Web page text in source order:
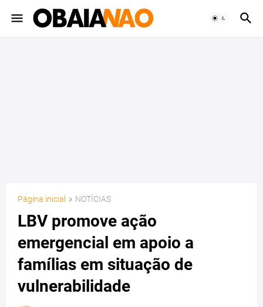
Página inicial NOTÍCIAS
LBV promove ação
emergencial em apoio a
famílias em situação de
vulnerabilidade